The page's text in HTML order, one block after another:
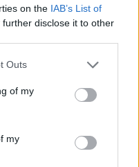
on the IAB’s List of
further disclose it to other
one or more Google
You may click to
its third-party tags to
in below Google
Outs
of my
my# FOTÓSOROZAT